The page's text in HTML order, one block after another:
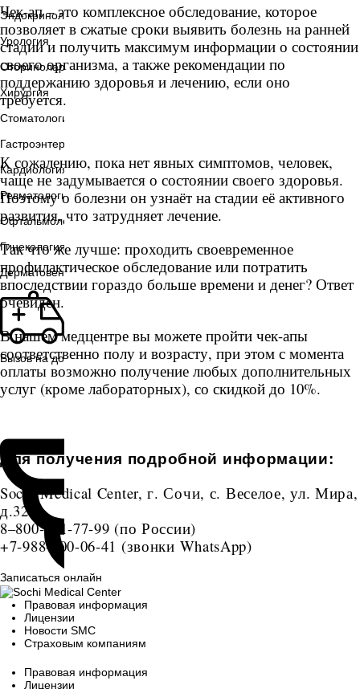
Эндокринология
Урология
Оториноларингология
Хирургия
Стоматология
Гастроэнтерология
Кардиология
Ревматология
Офтальмология
Гинекология
Дерматовенерология
Вызов на дом
Чек-ап – это комплексное обследование, которое
позволяет в сжатые сроки выявить болезнь на ранней
стадии и получить максимум информации о состоянии
своего организма, а также рекомендации по
поддержанию здоровья и лечению, если оно
требуется.
К сожалению, пока нет явных симптомов, человек,
чаще незадумывается о состоянии своего здоровья.
Поэтому о болезни он узнаёт на стадии её активного
развития, что затрудняет лечение.
Так что же лучше: проходить своевременное
профилактическое обследование или потратить
впоследствии гораздо больше времени и денег? Ответ
очевиден.
В нашем медцентре вы можете пройти чек-апы
соответственно полу и возрасту, при этом с момента
оплаты возможно получение любых дополнительных
услуг (кроме лабораторных), со скидкой до 10%.
Для получения подробной информации:
Sochi Medical Center, г. Сочи, с. Веселое, ул. Мира,
д.32
8–800-201-77-99 (по России)
+7-988-400-06-41 (звонки WhatsApp)
Записаться онлайн
Правовая информация
Лицензии
Новости SMC
Страховым компаниям
Правовая информация
Лицензии